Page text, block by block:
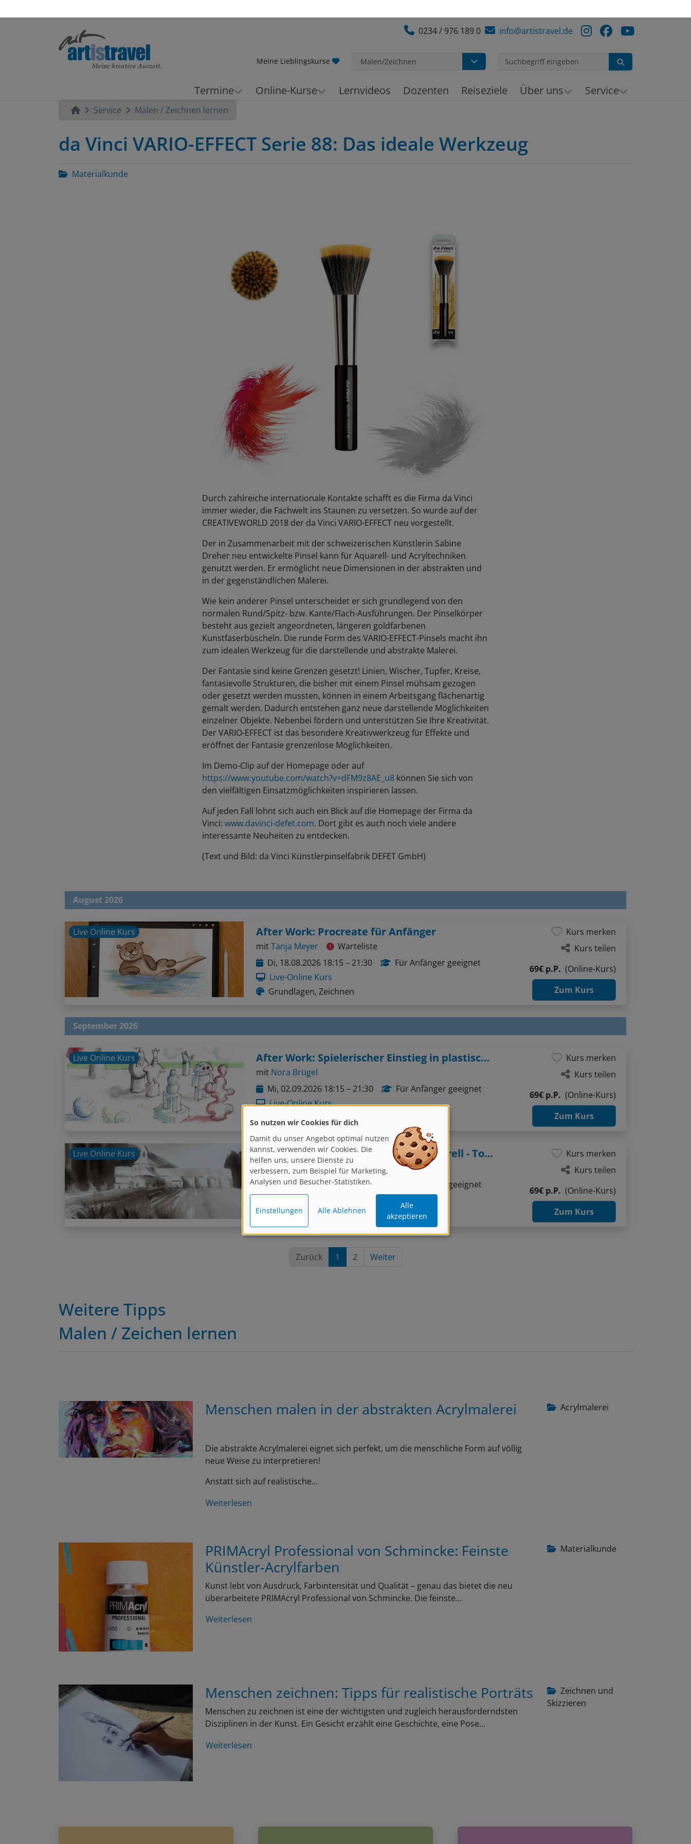
Reiseziele Service
Service Malen / Zeichnen lernen
da Vinci VARIO-EFFECT Serie 88: Das ideale Werkzeug
Materialkunde
Durch zahlreiche internationale Kontakte schafft es die Firma da Vinci
immer wieder, die Fachwelt ins Staunen zu versetzen. So wurde auf der
CREATIVEWORLD 2018 der da Vinci VARIO-EFFECT neu vorgestellt.
Der in Zusammenarbeit mit der schweizerischen Künstlerin Sabine
Dreher neu entwickelte Pinsel kann für Aquarell- und Acryltechniken
genutzt werden. Er ermöglicht neue Dimensionen in der abstrakten und
in der gegenständlichen Malerei.
Wie kein anderer Pinsel unterscheidet er sich grundlegend von den
normalen Rund/Spitz- bzw. Kante/Flach-Ausführungen. Der Pinselkörper
besteht aus gezielt angeordneten, längeren goldfarbenen
Kunstfaserbüscheln. Die runde Form des VARIO-EFFECT-Pinsels macht ihn
zum idealen Werkzeug für die darstellende und abstrakte Malerei.
Der Fantasie sind keine Grenzen gesetzt! Linien, Wischer, Tupfer, Kreise,
fantasievolle Strukturen, die bisher mit einem Pinsel mühsam gezogen
oder gesetzt werden mussten, können in einem Arbeitsgang flächenartig
gemalt werden. Dadurch entstehen ganz neue darstellende Möglichkeiten
einzelner Objekte. Nebenbei fördern und unterstützen Sie Ihre Kreativität.
Der VARIO-EFFECT ist das besondere Kreativwerkzeug für Effekte und
eröffnet der Fantasie grenzenlose Möglichkeiten.
Im Demo-Clip auf der Homepage oder auf
https://www.youtube.com/watch?v=dFM9z8AE_u8 können Sie sich von
den vielfältigen Einsatzmöglichkeiten inspirieren lassen.
Auf jeden Fall lohnt sich auch ein Blick auf die Homepage der Firma da
Vinci:
www.davinci-defet.com
. Dort gibt es auch noch viele andere
interessante Neuheiten zu entdecken.
(Text und Bild: da Vinci Künstlerpinselfabrik DEFET GmbH)
August 2026
Live Online Kurs After Work: Procreate für Anfänger
mit Tanja Meyer
Warteliste
Di, 18.08.2026 18:15 – 21:30
Für Anfänger geeignet
Live-Online Kurs
Grundlagen, Zeichnen
Kurs merken
Kurs teilen
69€ p.P.
(Online-Kurs)
Zum Kurs
September 2026
Live Online Kurs
mit Nora Brügel
Mi, 02.09.2026 18:15 – 21:30
Für Anfänger geeignet
Live-Online Kurs
Kurs merken
Kurs teilen
69€ p.P.
(Online-Kurs)
Zum Kurs
Live Online Kurs
mitMarika Fünffinger
Mi, 16.09.2026 18:15 – 21:30
Für Anfänger geeignet
Live-Online Kurs
Aquarell, Grundlagen, Landschaft
Kurs merken
Kurs teilen
69€ p.P.
(Online-Kurs)
Zum Kurs
Zurück 1 2 Weiter
Weitere Tipps
Malen / Zeichen lernen
Acrylmalerei
Menschen malen in der abstrakten Acrylmalerei
Die abstrakte Acrylmalerei eignet sich perfekt, um die menschliche Form auf völlig
neue Weise zu interpretieren!
Anstatt sich auf realistische…
Weiterlesen
Materialkunde
PRIMAcryl Professional von Schmincke: Feinste
Künstler-Acrylfarben
Kunst lebt von Ausdruck, Farbintensität und Qualität – genau das bietet die neu
überarbeitete PRIMAcryl Professional von Schmincke. Die feinste…
Weiterlesen
Zeichnen und
Skizzieren
Menschen zeichnen: Tipps für realistische Porträts
Menschen zu zeichnen ist eine der wichtigsten und zugleich herausforderndsten
Disziplinen in der Kunst. Ein Gesicht erzählt eine Geschichte, eine Pose…
Weiterlesen
So nutzen wir Cookies für dich
Damit du unser Angebot optimal nutzen
helfen uns, unsere Dienste zu
verbessern, zum Beispiel für Marketing,
Analysen und Besucher-Statistiken.
Einstellungen